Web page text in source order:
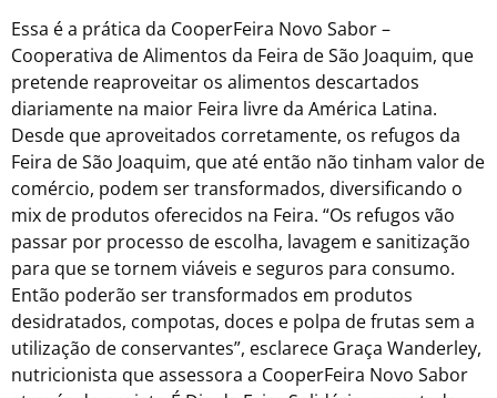
Essa é a prática da CooperFeira Novo Sabor –
Cooperativa de Alimentos da Feira de São Joaquim, que
pretende reaproveitar os alimentos descartados
diariamente na maior Feira livre da América Latina.
Desde que aproveitados corretamente, os refugos da
Feira de São Joaquim, que até então não tinham valor de
comércio, podem ser transformados, diversificando o
mix de produtos oferecidos na Feira. “Os refugos vão
passar por processo de escolha, lavagem e sanitização
para que se tornem viáveis e seguros para consumo.
Então poderão ser transformados em produtos
desidratados, compotas, doces e polpa de frutas sem a
utilização de conservantes”, esclarece Graça Wanderley,
nutricionista que assessora a CooperFeira Novo Sabor